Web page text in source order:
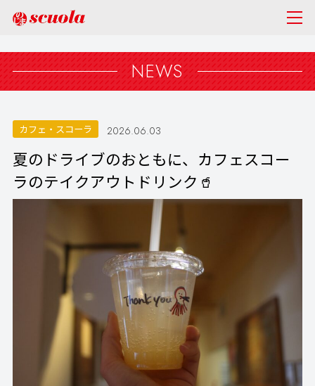
NEWS
カフェ・スコーラ 2026.06.03
夏のドライブのおともに、カフェスコー
ラのテイクアウトドリンク🥤